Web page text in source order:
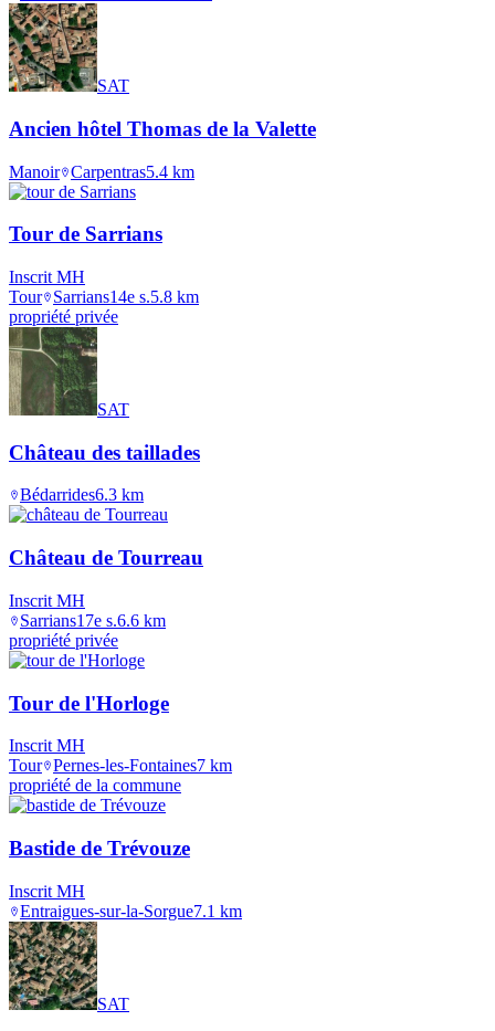
SAT
Ancien hôtel Thomas de la Valette
Manoir Carpentras5.4 km
Tour de Sarrians
Inscrit MH
Tour
Sarrians14e s.5.8 km
propriété privée
SAT
Château des taillades
Bédarrides6.3 km
Château de Tourreau
Inscrit MH
Sarrians17e s.6.6 km
propriété privée
Tour de l'Horloge
Inscrit MH
Tour Pernes-les-Fontaines7 km
propriété de la commune
Bastide de Trévouze
Inscrit MH
Entraigues-sur-la-Sorgue7.1 km
SAT